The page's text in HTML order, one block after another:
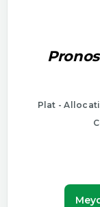
Plat -